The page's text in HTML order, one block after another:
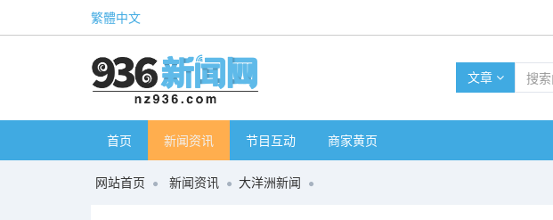
繁體中文
文章
首页 新闻资讯 节目互动 商家黄页
网站首页 新闻资讯 大洋洲新闻